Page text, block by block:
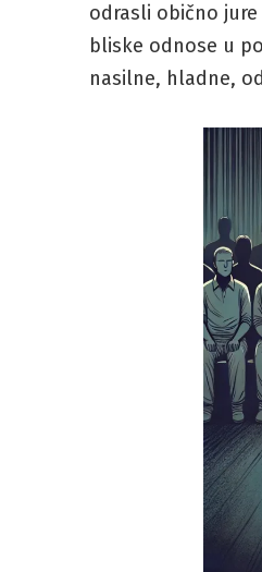
odrasli obično
bliske odnose u
nasilne, hladne,